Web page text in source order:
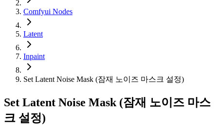
Comfyui Nodes
Latent
Inpaint
Set Latent Noise Mask (잠재 노이즈 마스크 설정)
Set Latent Noise Mask (잠재 노이즈 마스
크 설정)